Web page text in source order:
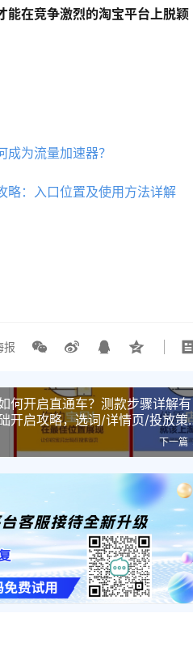
能在竞争激烈的淘宝平台上脱颖
为流量加速器？
略：入口位置及使用方法详解
报
何开启直通车？测款步骤详解有
开启攻略，选词/详情页/投放策
爆流量精准！
下一篇